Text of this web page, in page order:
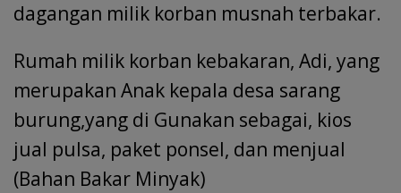
dagangan milik korban musnah terbakar.
Rumah milik korban kebakaran, Adi, yang
merupakan Anak kepala desa sarang
burung,yang di Gunakan sebagai, kios
jual pulsa, paket ponsel, dan menjual
(Bahan Bakar Minyak)